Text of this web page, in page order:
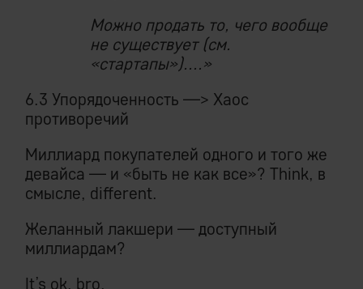
Можно продать то, чего вообще
не существует (см.
«стартапы»)....»
6.3 Упорядоченность —> Хаос
противоречий
Миллиард покупателей одного и того же
девайса — и «быть не как все»? Think, в
смысле, different.
Желанный лакшери — доступный
миллиардам?
It’s ok, bro.